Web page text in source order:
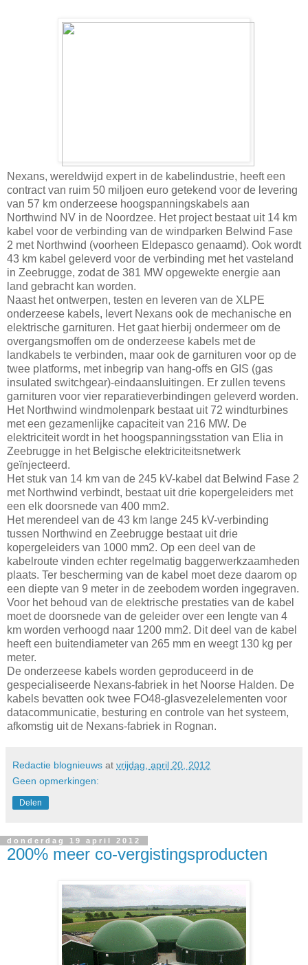
Nexans, wereldwijd expert in de kabelindustrie, heeft een
contract van ruim 50 miljoen euro getekend voor de levering
van 57 km onderzeese hoogspanningskabels aan
Northwind NV in de Noordzee. Het project bestaat uit 14 km
kabel voor de verbinding van de windparken Belwind Fase
2 met Northwind (voorheen Eldepasco genaamd). Ook wordt
43 km kabel geleverd voor de verbinding met het vasteland
in Zeebrugge, zodat de 381 MW opgewekte energie aan
land gebracht kan worden.
Naast het ontwerpen, testen en leveren van de XLPE
onderzeese kabels, levert Nexans ook de mechanische en
elektrische garnituren. Het gaat hierbij ondermeer om de
overgangsmoffen om de onderzeese kabels met de
landkabels te verbinden, maar ook de garnituren voor op de
twee platforms, met inbegrip van hang-offs en GIS (gas
insulated switchgear)-eindaansluitingen. Er zullen tevens
garnituren voor vier reparatieverbindingen geleverd worden.
Het Northwind windmolenpark bestaat uit 72 windturbines
met een gezamenlijke capaciteit van 216 MW. De
elektriciteit wordt in het hoogspanningsstation van Elia in
Zeebrugge in het Belgische elektriciteitsnetwerk
geïnjecteerd.
Het stuk van 14 km van de 245 kV-kabel dat Belwind Fase 2
met Northwind verbindt, bestaat uit drie kopergeleiders met
een elk doorsnede van 400 mm2.
Het merendeel van de 43 km lange 245 kV-verbinding
tussen Northwind en Zeebrugge bestaat uit drie
kopergeleiders van 1000 mm2. Op een deel van de
kabelroute vinden echter regelmatig baggerwerkzaamheden
plaats. Ter bescherming van de kabel moet deze daarom op
een diepte van 9 meter in de zeebodem worden ingegraven.
Voor het behoud van de elektrische prestaties van de kabel
moet de doorsnede van de geleider over een lengte van 4
km worden verhoogd naar 1200 mm2. Dit deel van de kabel
heeft een buitendiameter van 265 mm en weegt 130 kg per
meter.
De onderzeese kabels worden geproduceerd in de
gespecialiseerde Nexans-fabriek in het Noorse Halden. De
kabels bevatten ook twee FO48-glasvezelelementen voor
datacommunicatie, besturing en controle van het systeem,
afkomstig uit de Nexans-fabriek in Rognan.
Redactie blognieuws at vrijdag, april 20, 2012
Geen opmerkingen:
Delen
donderdag 19 april 2012
200% meer co-vergistingsproducten